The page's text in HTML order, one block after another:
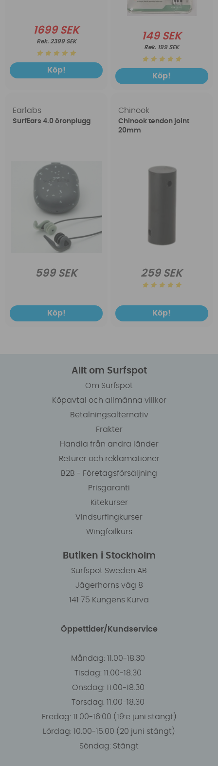
1699 SEK
2399 SEK
Köp!
149 SEK
199 SEK
Köp!
Earlabs
SurfEars 4.0 öronplugg
599 SEK
Köp!
Chinook
Chinook tendon joint
20mm
259 SEK
Köp!
Allt om Surfspot
Om Surfspot
Köpavtal och allmänna villkor
Betalningsalternativ
Frakter
Handla från andra länder
Returer och reklamationer
B2B - Företagsförsäljning
Prisgaranti
Kitekurser
Vindsurfingkurser
Wingfoilkurs
Butiken i Stockholm
Surfspot Sweden AB
Jägerhorns väg 8
141 75 Kungens Kurva
Öppettider/Kundservice
Måndag: 11.00-18.30
Tisdag: 11.00-18.30
Onsdag: 11.00-18.30
Torsdag: 11.00-18.30
Fredag: 11.00-16:00 (19:e juni stängt)
Lördag: 10.00-15.00 (20 juni stängt)
Söndag: Stängt